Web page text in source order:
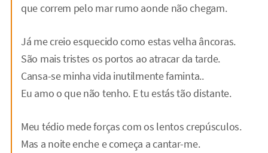
que correm pelo mar rumo aonde não chegam.
Já me creio esquecido como estas velha âncoras.
São mais tristes os portos ao atracar da tarde.
Cansa-se minha vida inutilmente faminta..
Eu amo o que não tenho. E tu estás tão distante.
Meu tédio mede forças com os lentos crepúsculos.
Mas a noite enche e começa a cantar-me.